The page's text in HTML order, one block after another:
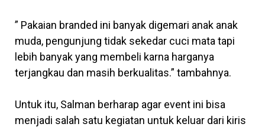
” Pakaian branded ini banyak digemari anak anak
muda, pengunjung tidak sekedar cuci mata tapi
lebih banyak yang membeli karna harganya
terjangkau dan masih berkualitas.” tambahnya.
Untuk itu, Salman berharap agar event ini bisa
menjadi salah satu kegiatan untuk keluar dari kiris